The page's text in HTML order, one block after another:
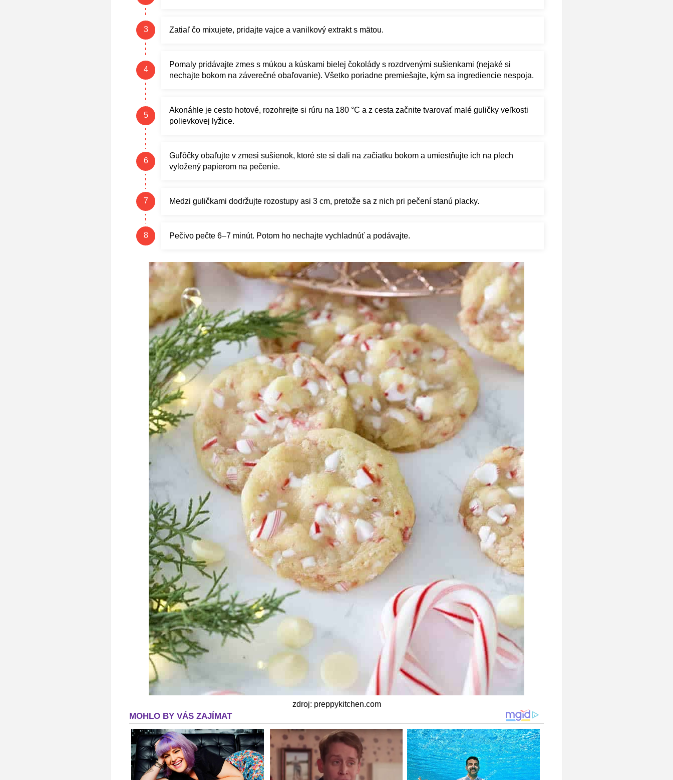
Zatiaľ čo mixujete, pridajte vajce a vanilkový extrakt s mätou.
Pomaly pridávajte zmes s múkou a kúskami bielej čokolády s rozdrvenými sušienkami (nejaké si
nechajte bokom na záverečné obaľovanie). Všetko poriadne premiešajte, kým sa ingrediencie nespoja.
Akonáhle je cesto hotové, rozohrejte si rúru na 180 °C a z cesta začnite tvarovať malé guličky veľkosti
polievkovej lyžice.
Guľôčky obaľujte v zmesi sušienok, ktoré ste si dali na začiatku bokom a umiestňujte ich na plech
vyložený papierom na pečenie.
Medzi guličkami dodržujte rozostupy asi 3 cm, pretože sa z nich pri pečení stanú placky.
Pečivo pečte 6–7 minút. Potom ho nechajte vychladnúť a podávajte.
zdroj: preppykitchen.com